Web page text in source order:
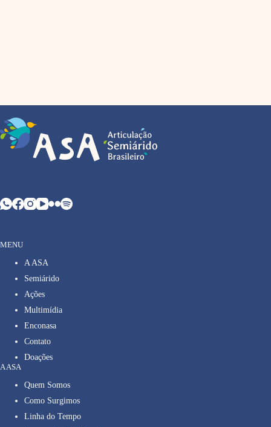
MENU
A ASA
Semiárido
Ações
Multimídia
Enconasa
Contato
Doações
A ASA
Quem Somos
Como Surgimos
Linha do Tempo